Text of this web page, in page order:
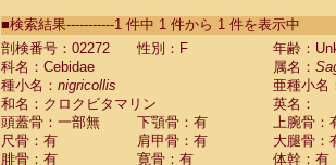
CebidaeSaguinus labiatus(0)
Cebidae Saguinus leucopus (0)
Cebidae
CebidaeSaguinus mystax
CebidaeSaguinus nigricollis (1)
Cebidae Saguinus oedipus
Cebidae Saguinus weddelli
■検索結果-----------1 件中 1 件から 1 件を表示中
剖検番号：02272
性別：F
年齢：
科名：Cebidae
属名：
種小名： nigricollis
亜種小名
和名：クロクビタマリン
英名：
頭蓋骨：一部無
下顎骨：有
上腕骨：
尺骨：有
肩甲骨：有
大腿骨：
腓骨：有
寛骨：有
体幹：有